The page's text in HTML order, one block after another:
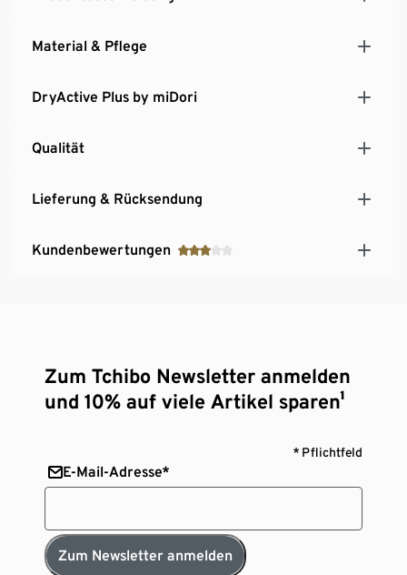
Material & Pflege
DryActive Plus by miDori
Qualität
Lieferung & Rücksendung
Kundenbewertungen
Zum Tchibo Newsletter anmelden
und 10% auf viele Artikel sparen¹
* Pflichtfeld
E-Mail-Adresse*
Zum Newsletter anmelden